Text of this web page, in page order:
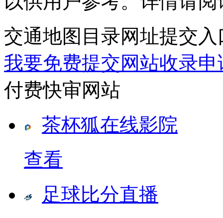
交通地图目录网址提交入
我要免费提交网站收录申
付费快审网站
茶杯狐在线影院
查看
足球比分直播